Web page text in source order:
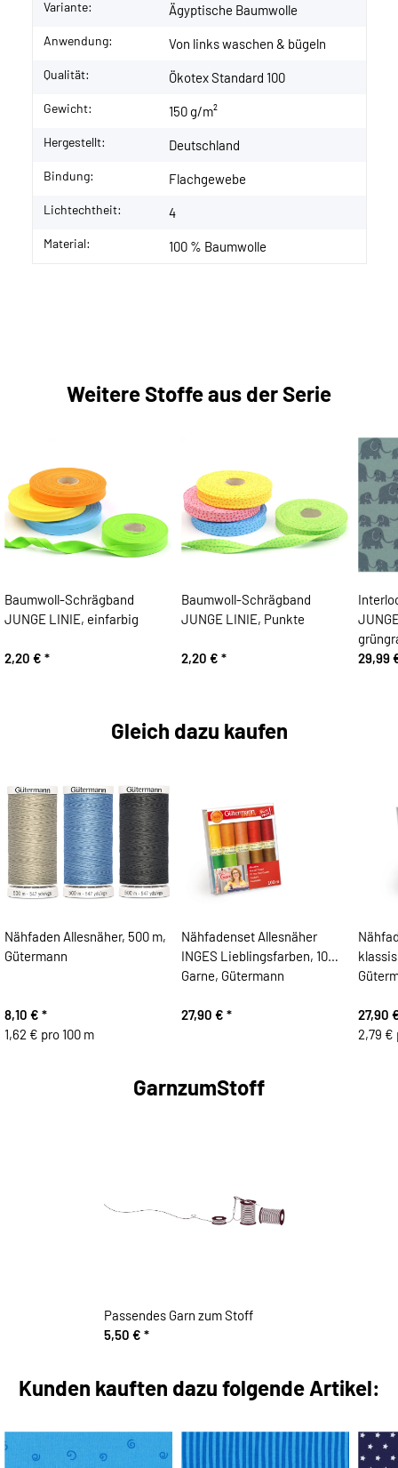
Variante: Ägyptische Baumwolle
Anwendung: Von links waschen & bügeln
Qualität: Ökotex Standard 100
Gewicht: 150 g/m²
Hergestellt: Deutschland
Bindung: Flachgewebe
Lichtechtheit: 4
Material: 100 % Baumwolle
Weitere Stoffe aus der Serie
Baumwoll-Schrägband
JUNGE LINIE, einfarbig
2,20 € *
Baumwoll-Schrägband
JUNGE LINIE, Punkte
2,20 € *
29,99
Gleich dazu kaufen
Nähfaden Allesnäher, 500 m,
Gütermann
8,10 € *
1,62 € pro 100 m
Nähfadenset Allesnäher
INGES Lieblingsfarben, 10
Garne, Gütermann
27,90 € *
27,90
2,79 €
GarnzumStoff
Passendes Garn zum Stoff
5,50 € *
Kunden kauften dazu folgende Artikel: